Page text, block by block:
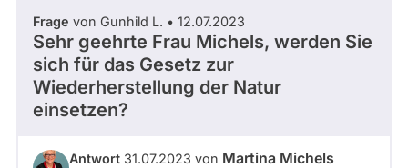
Frage von Gunhild L. • 12.07.2023
Sehr geehrte Frau Michels, werden Sie
sich für das Gesetz zur
Wiederherstellung der Natur
einsetzen?
Antwort 31.07.2023 von Martina Michels